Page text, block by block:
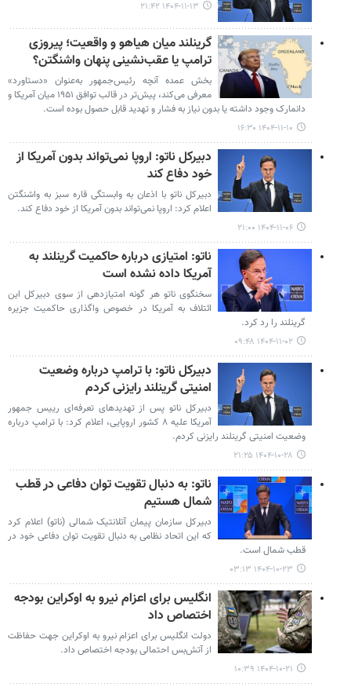
۱۴۰۴-۱۱-۱۳ ۲۱:۴۲
گرینلند میان هیاهو و واقعیت؛ پیروزی
ترامپ یا عقب‌نشینی پنهان واشنگتن؟
بخش عمده آنچه رئیس‌جمهور به‌عنوان «دستاورد»
معرفی می‌کند، پیش‌تر در قالب توافق ۱۹۵۱ میان آمریکا و
دانمارک وجود داشته یا بدون نیاز به فشار و تهدید قابل حصول بوده است.
۱۴۰۴-۱۱-۱۰ ۱۶:۳۰
دبیرکل ناتو: اروپا نمی‌تواند بدون آمریکا از
خود دفاع کند
دبیرکل ناتو با اذعان به وابستگی قاره سبز به واشنگتن
اعلام کرد: اروپا نمی‌تواند بدون آمریکا از خود دفاع کند.
۱۴۰۴-۱۱-۰۶ ۲۱:۰۰
ناتو: امتیازی درباره حاکمیت گرینلند به
آمریکا داده نشده است
سخنگوی ناتو هر گونه امتیازدهی از سوی دبیرکل این
ائتلاف به آمریکا در خصوص واگذاری حاکمیت جزیره
گرینلند را رد کرد.
۱۴۰۴-۱۱-۰۲ ۰۹:۴۸
دبیرکل ناتو: با ترامپ درباره وضعیت
امنیتی گرینلند رایزنی کردم
دبیرکل ناتو پس از تهدیدهای تعرفه‌ای رییس جمهور
آمریکا علیه ۸ کشور اروپایی، اعلام کرد: با ترامپ درباره
وضعیت امنیتی گرینلند رایزنی کردم.
۱۴۰۴-۱۰-۲۸ ۲۱:۲۵
ناتو: به دنبال تقویت توان دفاعی در قطب
شمال هستیم
دبیرکل سازمان پیمان آتلانتیک شمالی (ناتو) اعلام کرد
که این اتحاد نظامی به دنبال تقویت توان دفاعی خود در
قطب شمال است.
۱۴۰۴-۱۰-۲۳ ۰۳:۱۳
انگلیس برای اعزام نیرو به اوکراین بودجه
اختصاص داد
دولت انگلیس برای اعزام نیرو به اوکراین جهت حفاظت
از آتش‌بس احتمالی بودجه اختصاص داد.
۱۴۰۴-۱۰-۲۱ ۱۰:۳۹